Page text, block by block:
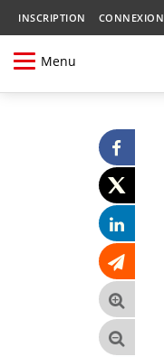
INSCRIPTION CONNEXION
Menu